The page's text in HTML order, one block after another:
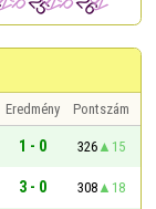
Eredmény
Pontszám
1 - 0 326
15
3 - 0 308
18